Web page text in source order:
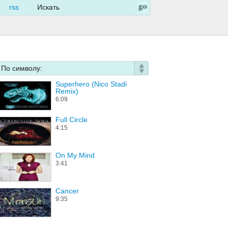
rss
По символу:
Superhero (Nico Stadi
Remix)
6:09
Full Circle
4:15
On My Mind
3:41
Cancer
9:35